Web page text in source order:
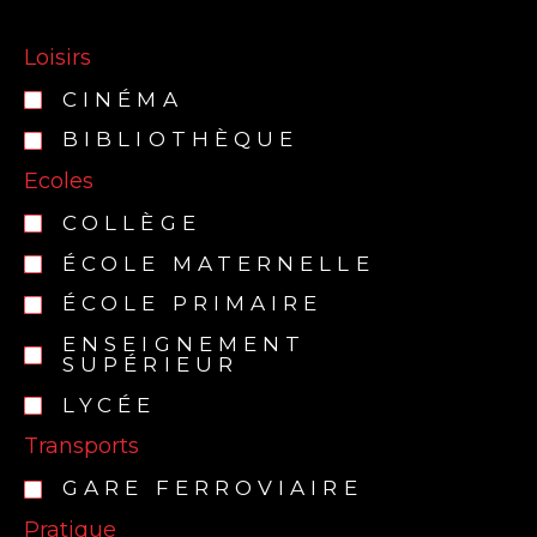
Loisirs
CINÉMA
BIBLIOTHÈQUE
Ecoles
COLLÈGE
ÉCOLE MATERNELLE
ÉCOLE PRIMAIRE
ENSEIGNEMENT
SUPÉRIEUR
LYCÉE
Transports
GARE FERROVIAIRE
Pratique